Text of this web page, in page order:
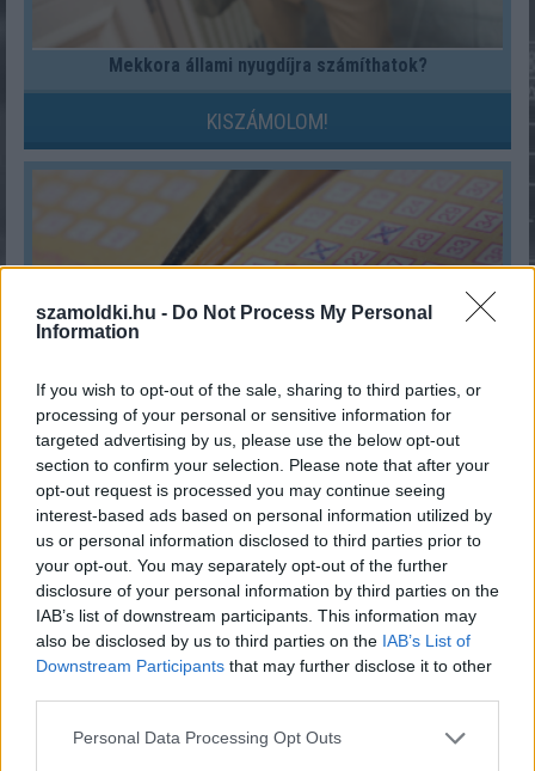
szamoldki.hu - Do Not Process My Personal
Information
If you wish to opt-out of the sale, sharing to third parties, or
processing of your personal or sensitive information for
targeted advertising by us, please use the below opt-out
section to confirm your selection. Please note that after your
opt-out request is processed you may continue seeing
interest-based ads based on personal information utilized by
us or personal information disclosed to third parties prior to
your opt-out. You may separately opt-out of the further
disclosure of your personal information by third parties on the
IAB’s list of downstream participants. This information may
also be disclosed by us to third parties on the IAB’s List of
Downstream Participants that may further disclose it to other
Please note that this website/app uses one or more Google
Personal Data Processing Opt Outs
Mekkora állami nyugdíjra számíthatok?
KISZÁMOLOM!
Fix számokkal lottózol? Most megtudhatod, nyertél
volna-e valaha!
KISZÁMOLOM!